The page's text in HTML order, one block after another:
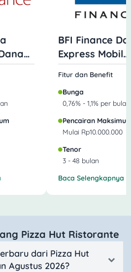
BFI Finance
Express Mobil
Jaminan BPKB
Fitur dan Benefit
Bunga
0,76% - 1,1% per bulan
Pencairan
Mulai Rp10.000.000
Tenor
3 - 48 bulan
Baca Selengkapnya
Pizza Hut Ristorante
dari Pizza Hut
Agustus 2026?